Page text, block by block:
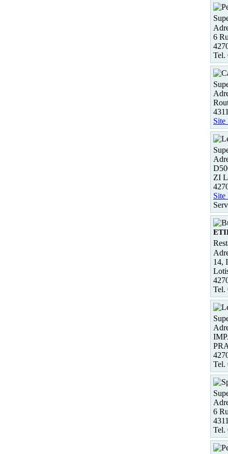
6
Tel.
Site
ZI
Site
14,
Tel.
Tel.
6
Tel.